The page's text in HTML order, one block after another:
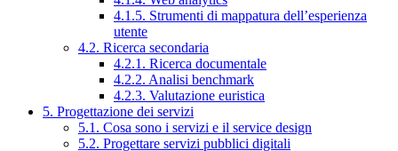
4.1.5. Strumenti di mappatura dell’esperienza
utente
4.2. Ricerca secondaria
4.2.1. Ricerca documentale
4.2.2. Analisi benchmark
4.2.3. Valutazione euristica
5. Progettazione dei servizi
5.1. Cosa sono i servizi e il service design
5.2. Progettare servizi pubblici digitali